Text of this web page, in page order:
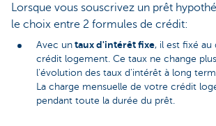
Lorsque vous souscrivez un prêt
le choix entre 2 formules de crédit:
Avec un taux d'intérêt fixe, il est fixé
crédit logement. Ce taux ne change
l'évolution des taux d'intérêt à long
La charge mensuelle de votre crédit
pendant toute la durée du prêt.